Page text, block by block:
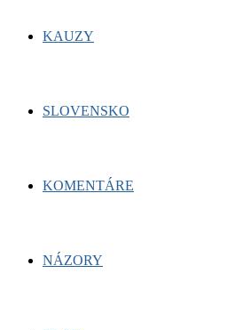
KAUZY
SLOVENSKO
KOMENTÁRE
NÁZORY